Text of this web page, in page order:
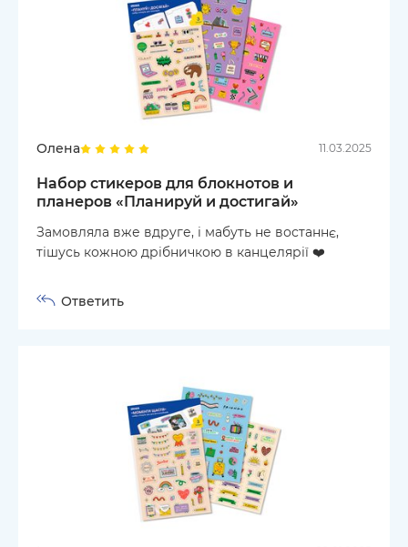
Олена 11.03.2025
Набор стикеров для блокнотов и
планеров «Планируй и достигай»
Замовляла вже вдруге, і мабуть не востаннє,
тішусь кожною дрібничкою в канцелярії ❤️
Ответить